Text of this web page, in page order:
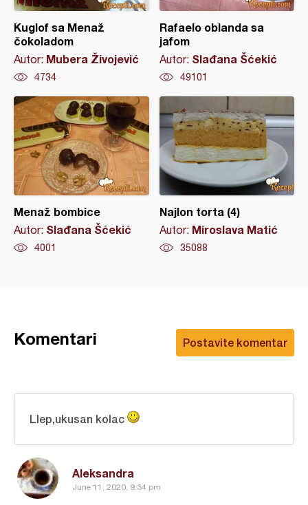
Kuglof sa Menaž
čokoladom
Autor: Mubera Živojević
4734
Rafaelo oblanda sa
jafom
Autor: Slađana Šćekić
49101
Menaž bombice
Autor: Slađana Šćekić
4001
Najlon torta (4)
Autor: Miroslava Matić
35088
Postavite komentar
Komentari
Aleksandra
June 11, 2020, 9:34 pm
Llep,ukusan kolac